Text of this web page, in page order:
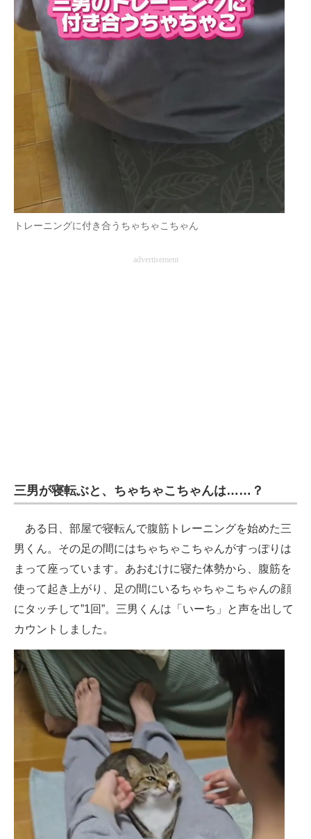
トレーニングに付き合うちゃちゃこちゃん
advertisement
三男が寝転ぶと、ちゃちゃこちゃんは……？
ある日、部屋で寝転んで腹筋トレーニングを始めた三
男くん。その足の間にはちゃちゃこちゃんがすっぽりは
まって座っています。あおむけに寝た体勢から、腹筋を
使って起き上がり、足の間にいるちゃちゃこちゃんの顔
にタッチして”1回”。三男くんは「いーち」と声を出して
カウントしました。